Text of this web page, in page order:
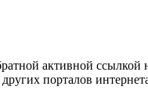
активной ссылкой
порталов